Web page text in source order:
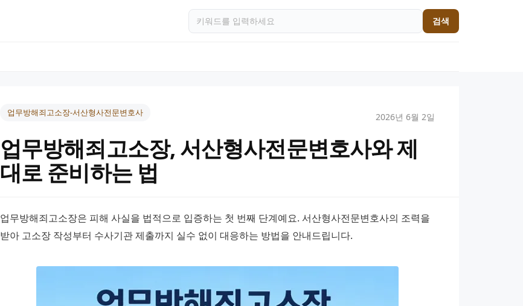
검색
업무방해죄고소장-서산형사전문변호사 2026년 6월 2일
업무방해죄고소장, 서산형사전문변호사와 제
대로 준비하는 법
업무방해죄고소장은 피해 사실을 법적으로 입증하는 첫 번째 단계예요. 서산형사전문변호사의 조력을
받아 고소장 작성부터 수사기관 제출까지 실수 없이 대응하는 방법을 안내드립니다.